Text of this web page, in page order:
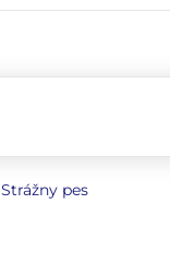
Strážny pes